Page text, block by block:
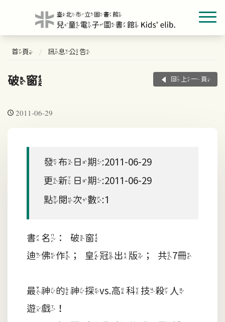
首頁 訊息公告
破窗 回上一頁
2011-06-29
發布日期:2011-06-29
更新日期:2011-06-29
點閱次數:1
書名：破窗
迪佛作；皇冠出版；共7冊
最神的神探vs.高科技殺人
遊戲！